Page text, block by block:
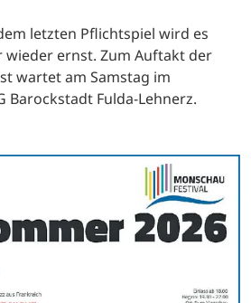
letzten Pflichtspiel wird es
ernst. Zum Auftakt der
wartet am Samstag im
Barockstadt Fulda-Lehnerz.